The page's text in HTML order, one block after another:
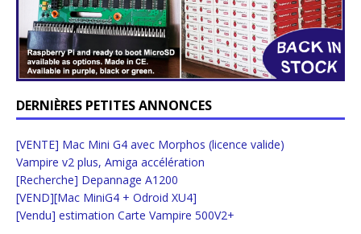
DERNIÈRES PETITES ANNONCES
[VENTE] Mac Mini G4 avec Morphos (licence valide)
Vampire v2 plus, Amiga accélération
[Recherche] Depannage A1200
[VEND][Mac MiniG4 + Odroid XU4]
[Vendu] estimation Carte Vampire 500V2+